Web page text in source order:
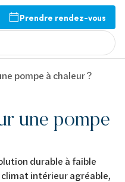
Prendre rendez-vous
pompe à chaleur ?
une pompe
durable à faible
climat intérieur agréable,